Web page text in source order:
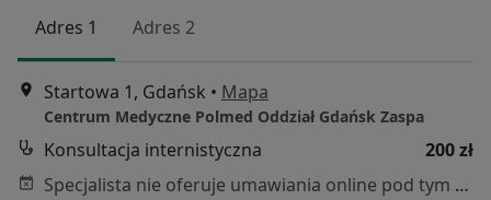
Adres 1 Adres 2
Startowa 1, Gdańsk • Mapa
Centrum Medyczne Polmed Oddział Gdańsk Zaspa
Konsultacja internistyczna
200 zł
Specjalista nie oferuje umawiania online pod tym adresem.